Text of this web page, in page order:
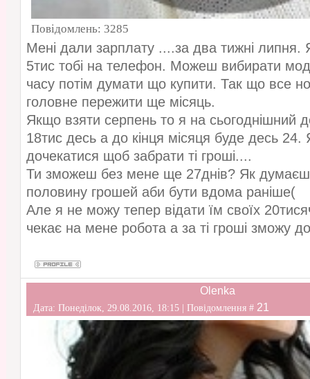
Повідомлень: 3285
Мені дали зарплату ....за два тижні липня.
5тис тобі на телефон. Можеш вибирати
часу потім думати що купити. Так що все
головне пережити ще місяць.
Якщо взяти серпень то я на сьогоднішний
18тис десь а до кінця місяця буде десь 24.
дочекатися щоб забрати ті гроші....
Ти зможеш без мене ще 27днів? Як
половину грошей аби бути вдома раніше(
Але я не можу тепер відати їм своїх
чекає на мене робота а за ті гроші зможу
Olenka
Дата: Понеділок, 29.08.2016, 18:15 | Повідомлення # 21